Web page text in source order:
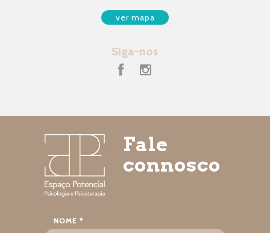
ver mapa
Siga-nos
Fale
connosco
NOME *